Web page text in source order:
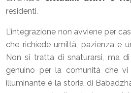
residenti.
L’integrazione non avviene per
che richiede umiltà, pazienza e
Non si tratta di snaturarsi, ma
genuino per la comunità che vi
illuminante è la storia di